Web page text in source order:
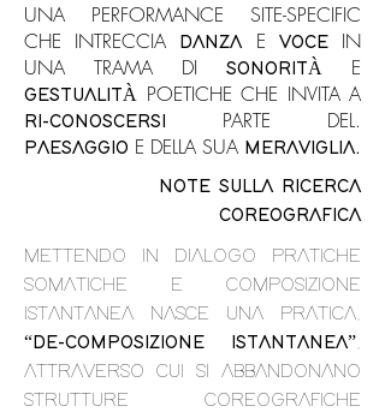
UNA PERFORMANCE SITE-SPECIFIC
CHE INTRECCIA
DANZA E VOCEIN
UNA TRAMA DI
SONORITÀ E
GESTUALITÀ POETICHE CHE INVITA A
RI-CONOSCERSI PARTE DEL.
PAESAGGIO E DELLA SUA MERAVIGLIA.​​​​​
NOTE SULLA RICERCA
COREOGRAFICA
METTENDO IN DIALOGO PRATICHE
SOMATICHE E COMPOSIZIONE
ISTANTANEA NASCE UNA PRATICA,
“ DE-COMPOSIZIONE ISTANTANEA”,
ATTRAVERSO CUI SI ABBANDONANO
STRUTTURE COREOGRAFICHE